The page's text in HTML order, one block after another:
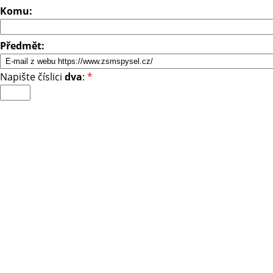
Komu:
Předmět:
Napište číslici dva: *